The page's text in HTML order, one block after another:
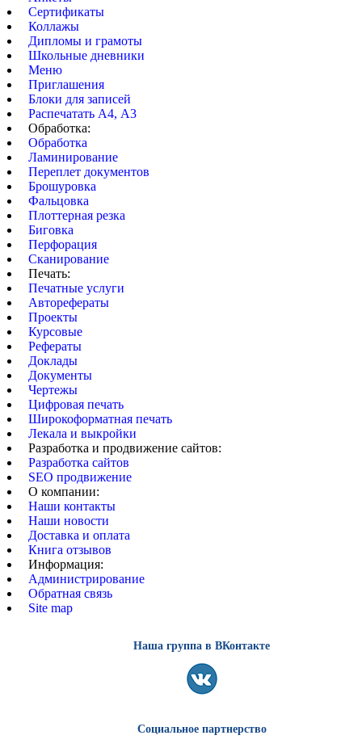
Сертификаты
Коллажы
Дипломы и грамоты
Школьные дневники
Меню
Приглашения
Блоки для записей
Распечатать А4, А3
Обработка:
Обработка
Ламинирование
Переплет документов
Брошуровка
Фальцовка
Плоттерная резка
Биговка
Перфорация
Сканирование
Печать:
Печатные услуги
Авторефераты
Проекты
Курсовые
Рефераты
Доклады
Документы
Чертежы
Цифровая печать
Широкоформатная печать
Лекала и выкройки
Разработка и продвижение сайтов:
Разработка сайтов
SEO продвижение
О компании:
Наши контакты
Наши новости
Доставка и оплата
Книга отзывов
Информация:
Администрирование
Обратная связь
Site map
Наша группа в ВКонтакте
Социальное партнерство